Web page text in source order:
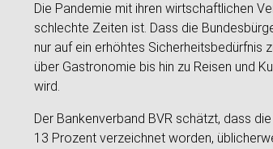
Die Pandemie mit ihren wirtschaftlichen
schlechte Zeiten ist. Dass die
nur auf ein erhöhtes Sicherheitsbedürfnis
über Gastronomie bis hin zu Reisen und
wird.
Der Bankenverband BVR schätzt, dass
13 Prozent verzeichnet worden,